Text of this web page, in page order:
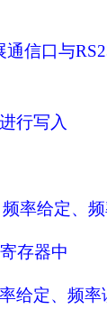
通信口与
行写入
率给定、频
存器中
给定、频率